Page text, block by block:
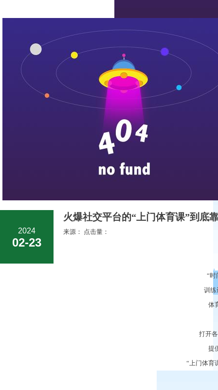
2024
02-23
火爆社交平台的“上门体育课”到底
来源： 点击量：
“时
训练
体
打开
提
“上门体育